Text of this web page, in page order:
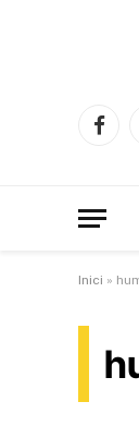
Inici »